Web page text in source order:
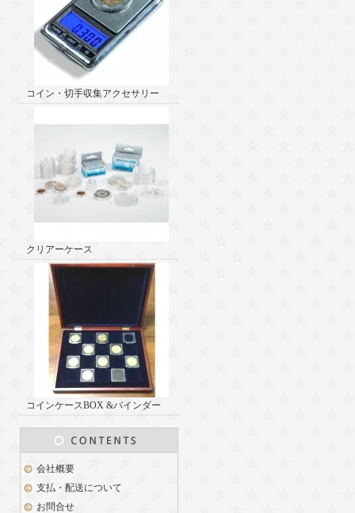
コイン・切手収集アクセサリー
クリアーケース
コインケースBOX &バインダー
会社概要
支払・配送について
お問合せ